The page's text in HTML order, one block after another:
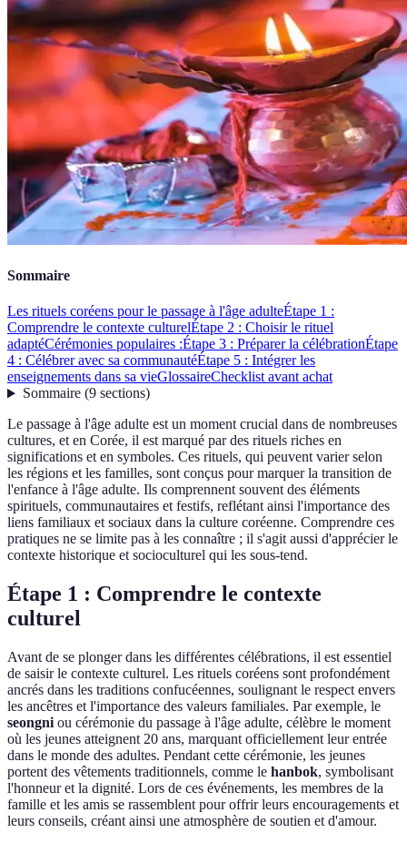
Sommaire
Les rituels coréens pour le passage à l'âge adulteÉtape 1 :
Comprendre le contexte culturelÉtape 2 : Choisir le rituel
adaptéCérémonies populaires :Étape 3 : Préparer la célébrationÉtape
4 : Célébrer avec sa communautéÉtape 5 : Intégrer les
enseignements dans sa vieGlossaireChecklist avant achat
Sommaire(9 sections)
Le passage à l'âge adulte est un moment crucial dans de nombreuses
cultures, et en Corée, il est marqué par des rituels riches en
significations et en symboles. Ces rituels, qui peuvent varier selon
les régions et les familles, sont conçus pour marquer la transition de
l'enfance à l'âge adulte. Ils comprennent souvent des éléments
spirituels, communautaires et festifs, reflétant ainsi l'importance des
liens familiaux et sociaux dans la culture coréenne. Comprendre ces
pratiques ne se limite pas à les connaître ; il s'agit aussi d'apprécier le
contexte historique et socioculturel qui les sous-tend.
Étape 1 : Comprendre le contexte
culturel
Avant de se plonger dans les différentes célébrations, il est essentiel
de saisir le contexte culturel. Les rituels coréens sont profondément
ancrés dans les traditions confucéennes, soulignant le respect envers
les ancêtres et l'importance des valeurs familiales. Par exemple, le
seongni ou cérémonie du passage à l'âge adulte, célèbre le moment
où les jeunes atteignent 20 ans, marquant officiellement leur entrée
dans le monde des adultes. Pendant cette cérémonie, les jeunes
portent des vêtements traditionnels, comme le hanbok, symbolisant
l'honneur et la dignité. Lors de ces événements, les membres de la
famille et les amis se rassemblent pour offrir leurs encouragements et
leurs conseils, créant ainsi une atmosphère de soutien et d'amour.